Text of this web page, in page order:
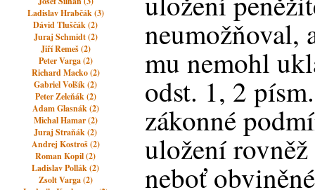
Ladislav Hrabčák (3)
Dávid Tluščák (2)
Juraj Schmidt (2)
Jiří Remeš (2)
Peter Varga (2)
Richard Macko (2)
Gabriel Volšík (2)
Peter Zeleňák (2)
Adam Glasnák (2)
Michal Hamar (2)
Juraj Straňák (2)
Andrej Kostroš (2)
Roman Kopil (2)
Ladislav Pollák (2)
Zsolt Varga (2)
neumožňoval,
mu nemohl
odst. 1, 2
zákonné
uložení
neboť